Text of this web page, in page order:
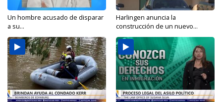
Un hombre acusado de disparar
a su...
Harlingen anuncia la
construcción de un nuevo...